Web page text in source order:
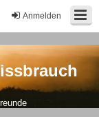
Anmelden